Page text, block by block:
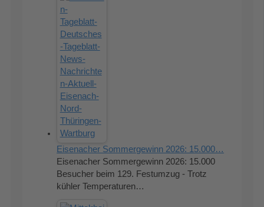
Eisenacher Sommergewinn 2026: 15.000…
Eisenacher Sommergewinn 2026: 15.000
Besucher beim 129. Festumzug - Trotz
kühler Temperaturen…